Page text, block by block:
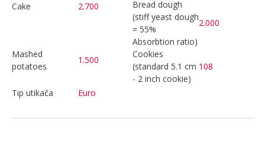
Cake
2.700
Bread dough
(stiff yeast dough
= 55%
Absorbtion ratio)
2.000
Mashed
potatoes
1.500
Cookies
(standard 5.1 cm
- 2 inch cookie)
108
Tip utikača Euro